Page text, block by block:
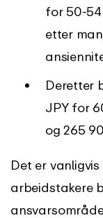
for 50-
etter
Deretter
JPY for
og 265
Det er
arbeidstakere